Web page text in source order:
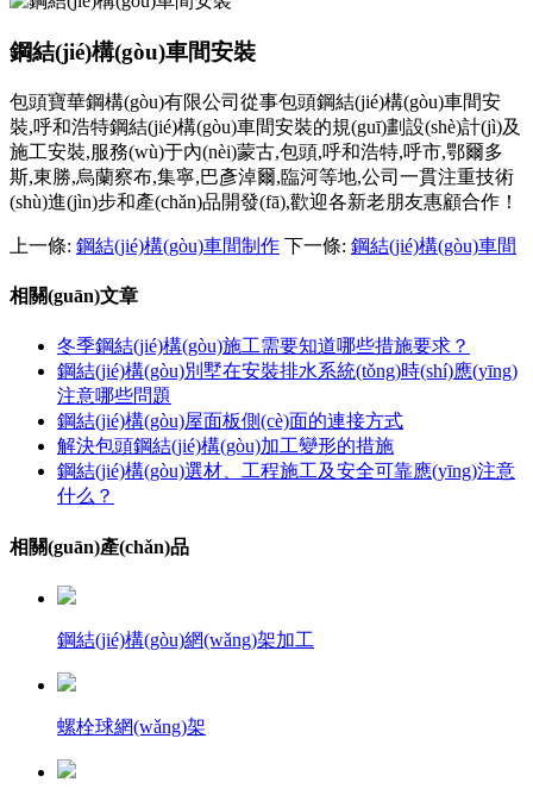
鋼結(jié)構(gòu)車間安裝
包頭寶華鋼構(gòu)有限公司從事包頭鋼結(jié)構(gòu)車間安
裝,呼和浩特鋼結(jié)構(gòu)車間安裝的規(guī)劃設(shè)計(jì)及
施工安裝,服務(wù)于內(nèi)蒙古,包頭,呼和浩特,呼市,鄂爾多
斯,東勝,烏蘭察布,集寧,巴彥淖爾,臨河等地,公司一貫注重技術
(shù)進(jìn)步和產(chǎn)品開發(fā),歡迎各新老朋友惠顧合作！
上一條: 鋼結(jié)構(gòu)車間制作 下一條: 鋼結(jié)構(gòu)車間
相關(guān)文章
冬季鋼結(jié)構(gòu)施工需要知道哪些措施要求？
鋼結(jié)構(gòu)別墅在安裝排水系統(tǒng)時(shí)應(yīng)
注意哪些問題
鋼結(jié)構(gòu)屋面板側(cè)面的連接方式
解決包頭鋼結(jié)構(gòu)加工變形的措施
鋼結(jié)構(gòu)選材、工程施工及安全可靠應(yīng)注意
什么？
相關(guān)產(chǎn)品
鋼結(jié)構(gòu)網(wǎng)架加工
螺栓球網(wǎng)架